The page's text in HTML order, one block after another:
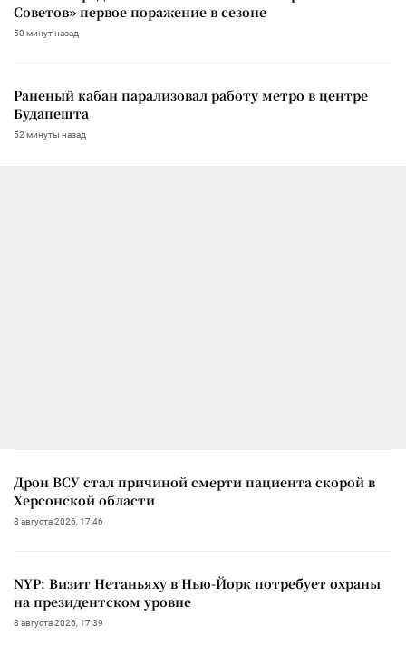
Советов» первое поражение в сезоне
50 минут назад
Раненый кабан парализовал работу метро в центре
Будапешта
52 минуты назад
Дрон ВСУ стал причиной смерти пациента скорой в
Херсонской области
8 августа 2026, 17:46
NYP: Визит Нетаньяху в Нью-Йорк потребует охраны
на президентском уровне
8 августа 2026, 17:39